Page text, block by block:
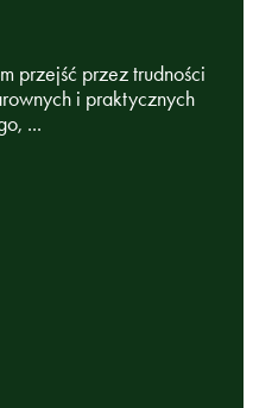
przejść przez trudności
i praktycznych
...